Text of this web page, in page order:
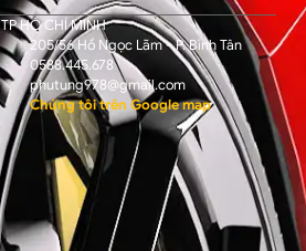
TP HỒ CHÍ MINH
205/56 Hồ Ngọc Lãm - P. Bình Tân
0588.445.678
phutung978@gmail.com
Chúng tôi trên Google map